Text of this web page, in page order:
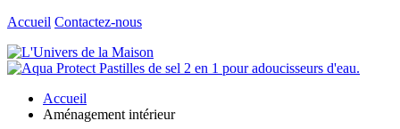
Accueil Contactez-nous
Accueil
Aménagement intérieur